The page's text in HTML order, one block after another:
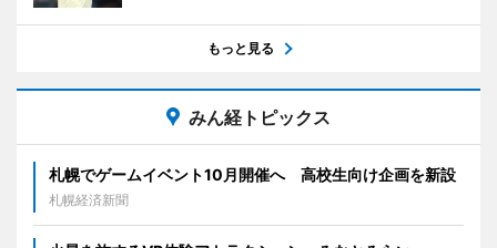
もっと見る
みん経トピックス
札幌でゲームイベント10月開催へ 高校生向け企画を新設
札幌経済新聞